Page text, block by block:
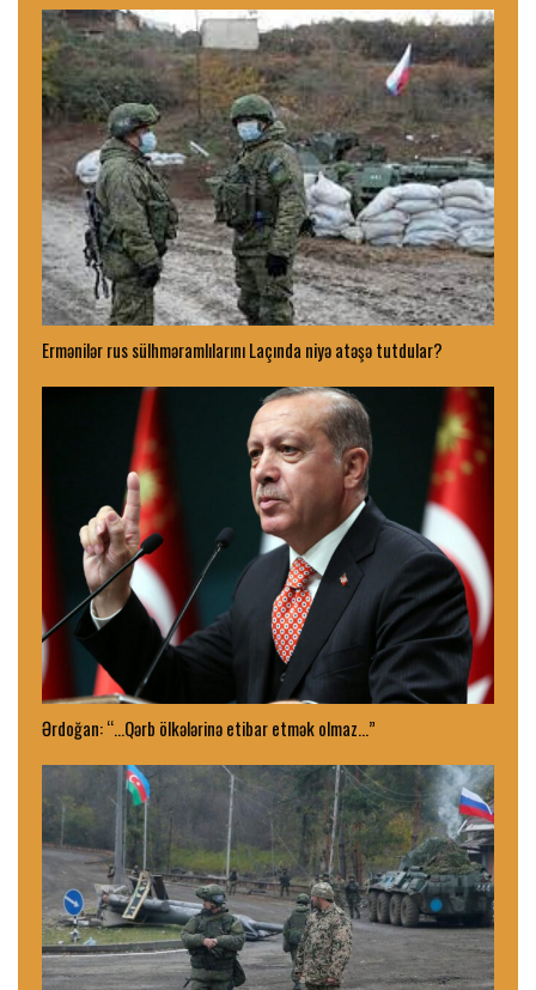
Ermənilər rus sülhməramlılarını Laçında niyə atəşə tutdular?
Ərdoğan: “…Qərb ölkələrinə etibar etmək olmaz…”